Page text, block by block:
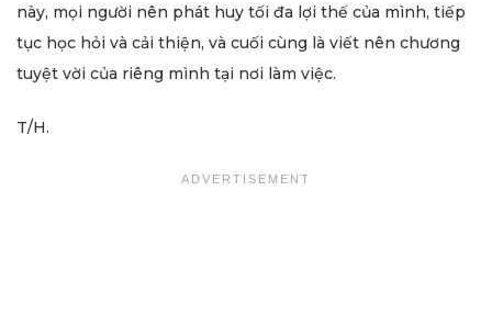
này, mọi người nên phát huy tối đa lợi thế của mình, tiếp
tục học hỏi và cải thiện, và cuối cùng là viết nên chương
tuyệt vời của riêng mình tại nơi làm việc.
T/H.